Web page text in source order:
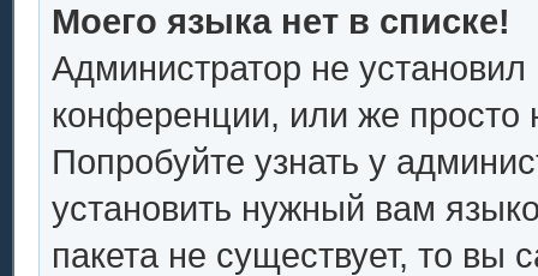
Моего языка нет в списке!
Администратор не
конференции, или же просто
Попробуйте узнать у
установить нужный вам
пакета не существует, то вы